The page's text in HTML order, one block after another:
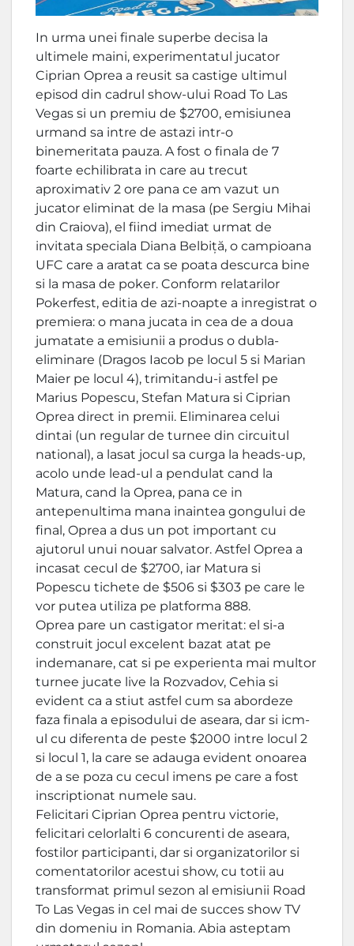
In urma unei finale superbe decisa la
ultimele maini, experimentatul jucator
Ciprian Oprea a reusit sa castige ultimul
episod din cadrul show-ului Road To Las
Vegas si un premiu de $2700, emisiunea
urmand sa intre de astazi intr-o
binemeritata pauza. A fost o finala de 7
foarte echilibrata in care au trecut
aproximativ 2 ore pana ce am vazut un
jucator eliminat de la masa (pe Sergiu Mihai
din Craiova), el fiind imediat urmat de
invitata speciala Diana Belbiță, o campioana
UFC care a aratat ca se poata descurca bine
si la masa de poker. Conform relatarilor
Pokerfest, editia de azi-noapte a inregistrat o
premiera: o mana jucata in cea de a doua
jumatate a emisiunii a produs o dubla-
eliminare (Dragos Iacob pe locul 5 si Marian
Maier pe locul 4), trimitandu-i astfel pe
Marius Popescu, Stefan Matura si Ciprian
Oprea direct in premii. Eliminarea celui
dintai (un regular de turnee din circuitul
national), a lasat jocul sa curga la heads-up,
acolo unde lead-ul a pendulat cand la
Matura, cand la Oprea, pana ce in
antepenultima mana inaintea gongului de
final, Oprea a dus un pot important cu
ajutorul unui nouar salvator. Astfel Oprea a
incasat cecul de $2700, iar Matura si
Popescu tichete de $506 si $303 pe care le
vor putea utiliza pe platforma 888.
Oprea pare un castigator meritat: el si-a
construit jocul excelent bazat atat pe
indemanare, cat si pe experienta mai multor
turnee jucate live la Rozvadov, Cehia si
evident ca a stiut astfel cum sa abordeze
faza finala a episodului de aseara, dar si icm-
ul cu diferenta de peste $2000 intre locul 2
si locul 1, la care se adauga evident onoarea
de a se poza cu cecul imens pe care a fost
inscriptionat numele sau.
Felicitari Ciprian Oprea pentru victorie,
felicitari celorlalti 6 concurenti de aseara,
fostilor participanti, dar si organizatorilor si
comentatorilor acestui show, cu totii au
transformat primul sezon al emisiunii Road
To Las Vegas in cel mai de succes show TV
din domeniu in Romania. Abia asteptam